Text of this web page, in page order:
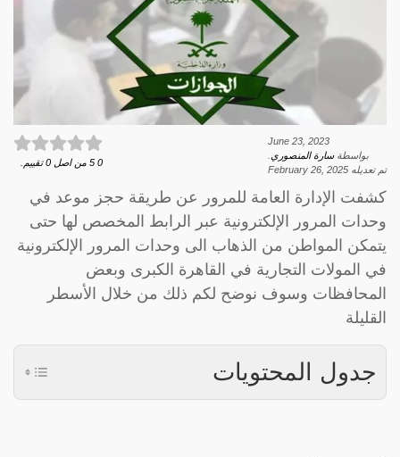
June 23, 2023
بواسطةسارة المنصوري
تم تعديله February 26, 2025
0
5 من اصل 0 تقييم.
كشفت الإدارة العامة للمرور عن طريقة حجز موعد في
وحدات المرور الإلكترونية عبر الرابط المخصص لها حتى
يتمكن المواطن من الذهاب الى وحدات المرور الإلكترونية
في المولات التجارية في القاهرة الكبرى وبعض
المحافظات وسوف نوضح لكم ذلك من خلال الأسطر
القليلة
جدول المحتويات